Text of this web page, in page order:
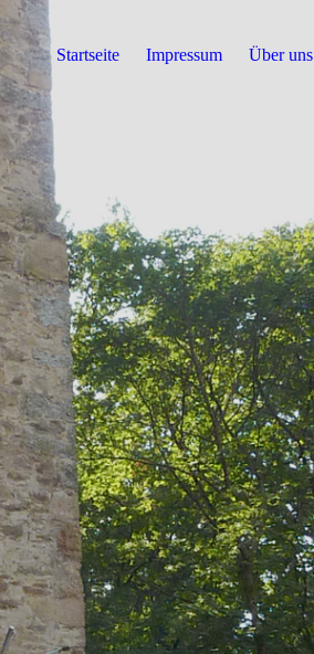
Startseite Impressum Über uns